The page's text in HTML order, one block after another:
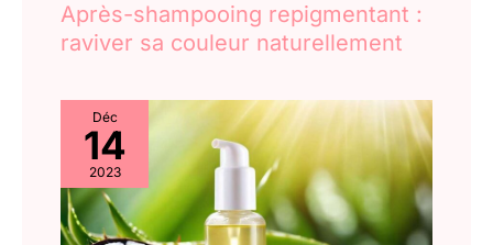
Après-shampooing repigmentant :
raviver sa couleur naturellement
Déc
14
2023